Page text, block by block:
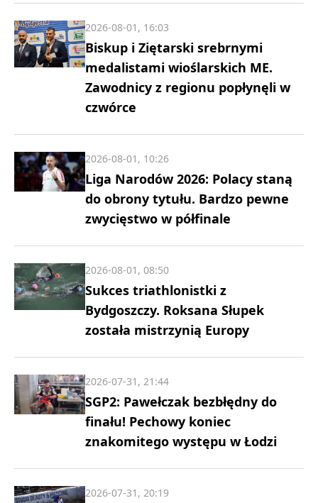
Biskup i Ziętarski srebrnymi
medalistami wioślarskich ME.
Zawodnicy z regionu popłynęli w
czwórce
2026-08-01, 16:03
Liga Narodów 2026: Polacy staną
do obrony tytułu. Bardzo pewne
zwycięstwo w półfinale
2026-08-01, 10:26
Sukces triathlonistki z
Bydgoszczy. Roksana Słupek
została mistrzynią Europy
2026-08-01, 08:50
SGP2: Pawełczak bezbłędny do
finału! Pechowy koniec
znakomitego występu w Łodzi
2026-07-31, 21:44
2026-07-31, 20:19